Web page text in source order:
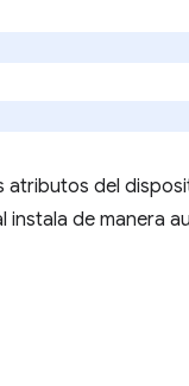
atributos del
instala de manera